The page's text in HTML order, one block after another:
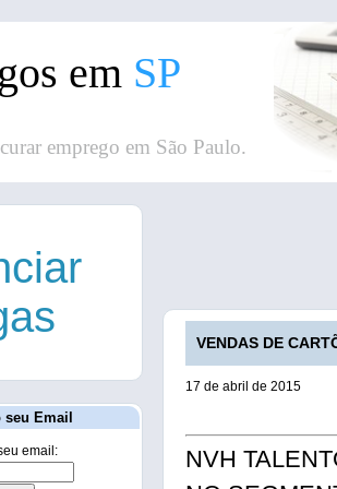
em SP
emprego em São Paulo.
VENDAS DE
17 de abril de 2015
NVH
Email
email: